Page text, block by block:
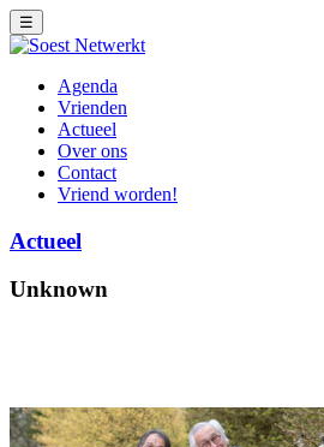
☰
Agenda
Vrienden
Actueel
Over ons
Contact
Vriend worden!
Actueel
Unknown